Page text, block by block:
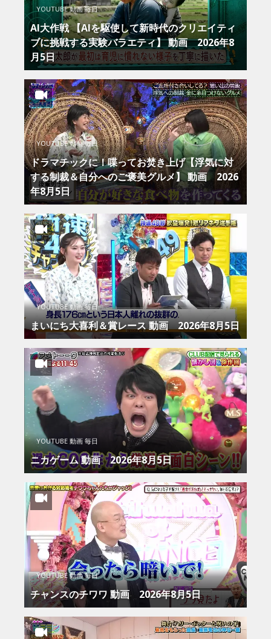
YOUTUBE 動画 毎日
AI大作戦 【AIを駆使して新時代のクリエイティ
ブに挑戦する実験バラエティ】 動画 2026年8
月5日
YOUTUBE 動画 毎日
ドラマチックに！喋ってお焚き上げ【浮気に対
する制裁＆自分へのご褒美グルメ】 動画 2026
年8月5日
YOUTUBE 動画 毎日
まいにち大喜利＆賞レース 動画 2026年8月5日
YOUTUBE 動画 毎日
ニカゲーム 動画 2026年8月5日
YOUTUBE 動画 毎日
チャンスのチワワ 動画 2026年8月5日